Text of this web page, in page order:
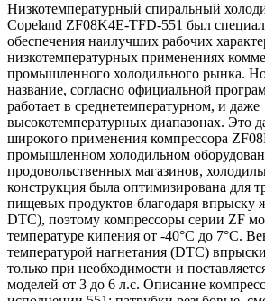
Низкотемпературный спиральный
Copeland ZF08K4E-TFD-551 был
обеспечения наилучших рабочих
низкотемпературных применениях
промышленного холодильного рынка.
название, согласно официальной
работает в среднетемпературном, и даже
высокотемпературных диапазонах. Это
широкого применения компрессора
промышленном холодильном
продовольственных магазинов,
конструкция была оптимизирована для
пищевых продуктов благодаря впрыску
DTC), поэтому компрессоры серии ZF
температуре кипения от -40°C до 7°C.
температурой нагнетания (DTC)
только при необходимости и
моделей от 3 до 6 л.с. Описание